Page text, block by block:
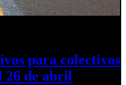
para colectivos
26 de abril